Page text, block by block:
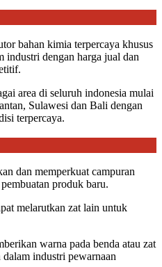
bahan kimia terpercaya khusus
industri dengan harga jual dan
area di seluruh indonesia mulai
Sulawesi dan Bali dengan
terpercaya.
dan memperkuat campuran
produk baru.
melarutkan zat lain untuk
warna pada benda atau zat
industri pewarnaan